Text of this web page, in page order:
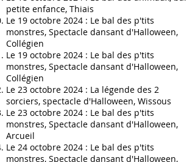
petite enfance, Thiais
Le 19 octobre 2024 : Le bal des p'tits
monstres, Spectacle dansant d'Halloween,
Collégien
Le 19 octobre 2024 : Le bal des p'tits
monstres, Spectacle dansant d'Halloween,
Collégien
Le 23 octobre 2024 : La légende des 2
sorciers, spectacle d'Halloween, Wissous
Le 23 octobre 2024 : Le bal des p'tits
monstres, Spectacle dansant d'Halloween,
Arcueil
Le 24 octobre 2024 : Le bal des p'tits
monstres, Spectacle dansant d'Halloween,